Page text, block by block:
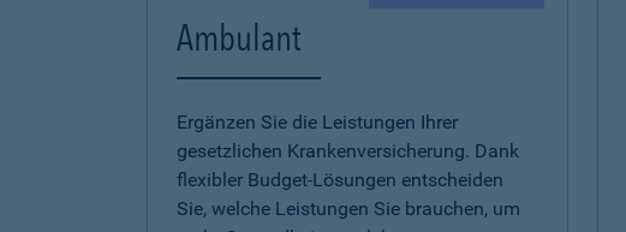
Ambulant
Ergänzen Sie die Leistungen Ihrer
gesetzlichen Krankenversicherung. Dank
flexibler Budget-Lösungen entscheiden
Sie, welche Leistungen Sie brauchen, um